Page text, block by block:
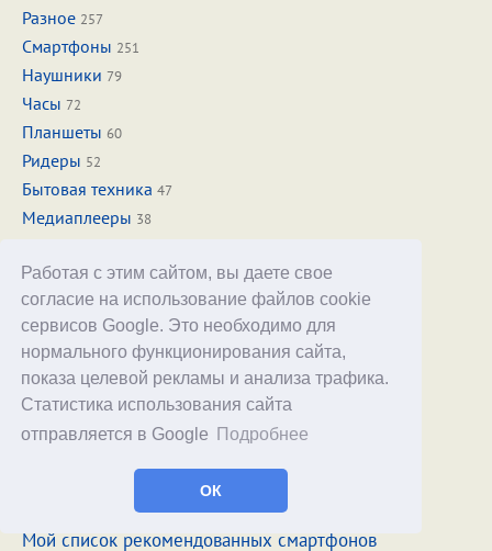
Работая с этим сайтом, вы даете свое
согласие на использование файлов cookie
сервисов Google. Это необходимо для
нормального функционирования сайта,
показа целевой рекламы и анализа трафика.
Статистика использования сайта
отправляется в Google
Подробнее
ОК
Разное 257
Смартфоны 251
Наушники 79
Часы 72
Планшеты 60
Ридеры 52
Бытовая техника 47
Медиаплееры 38
Фотокамеры27
Сервисы21
Все темы
ИНФОРМАЦИЯ
О разделе
Мой список рекомендованных смартфонов